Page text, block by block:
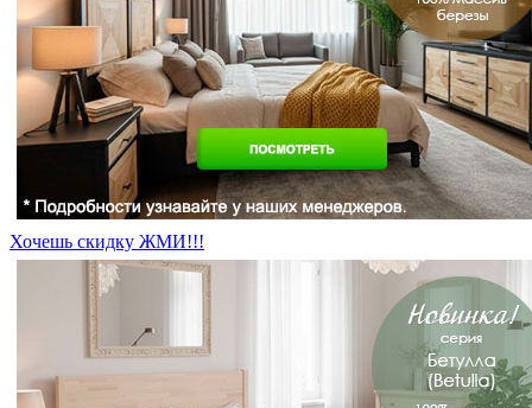
Хочешь скидку ЖМИ!!!